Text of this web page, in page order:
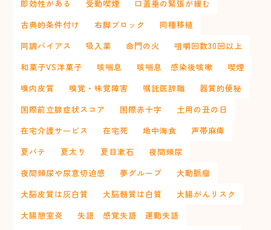
即効性がある 受動喫煙
口蓋垂の緊張が緩む
古典的条件付け
右脚ブロック
同種移植
同調バイアス
吸入薬 命門の火
咀嚼回数30回以上
和菓子VS洋菓子
咳喘息 咳喘息 感染後咳嗽
喫煙
嗅内皮質
嗅覚・味覚障害 嘱託医辞職
器質的便秘
国際前立腺症状スコア
国際赤十字
土用の丑の日
在宅介護サービス
在宅死 地中海食
声帯麻痺
夏バテ
夏太り 夏目漱石
夜間頻尿
夜間頻尿や尿意切迫感
夢グループ
大動脈瘤
大脳皮質は灰白質
大脳髄質は白質
大腸がんリスク
大腸憩室炎
失語 感覚失語 運動失語